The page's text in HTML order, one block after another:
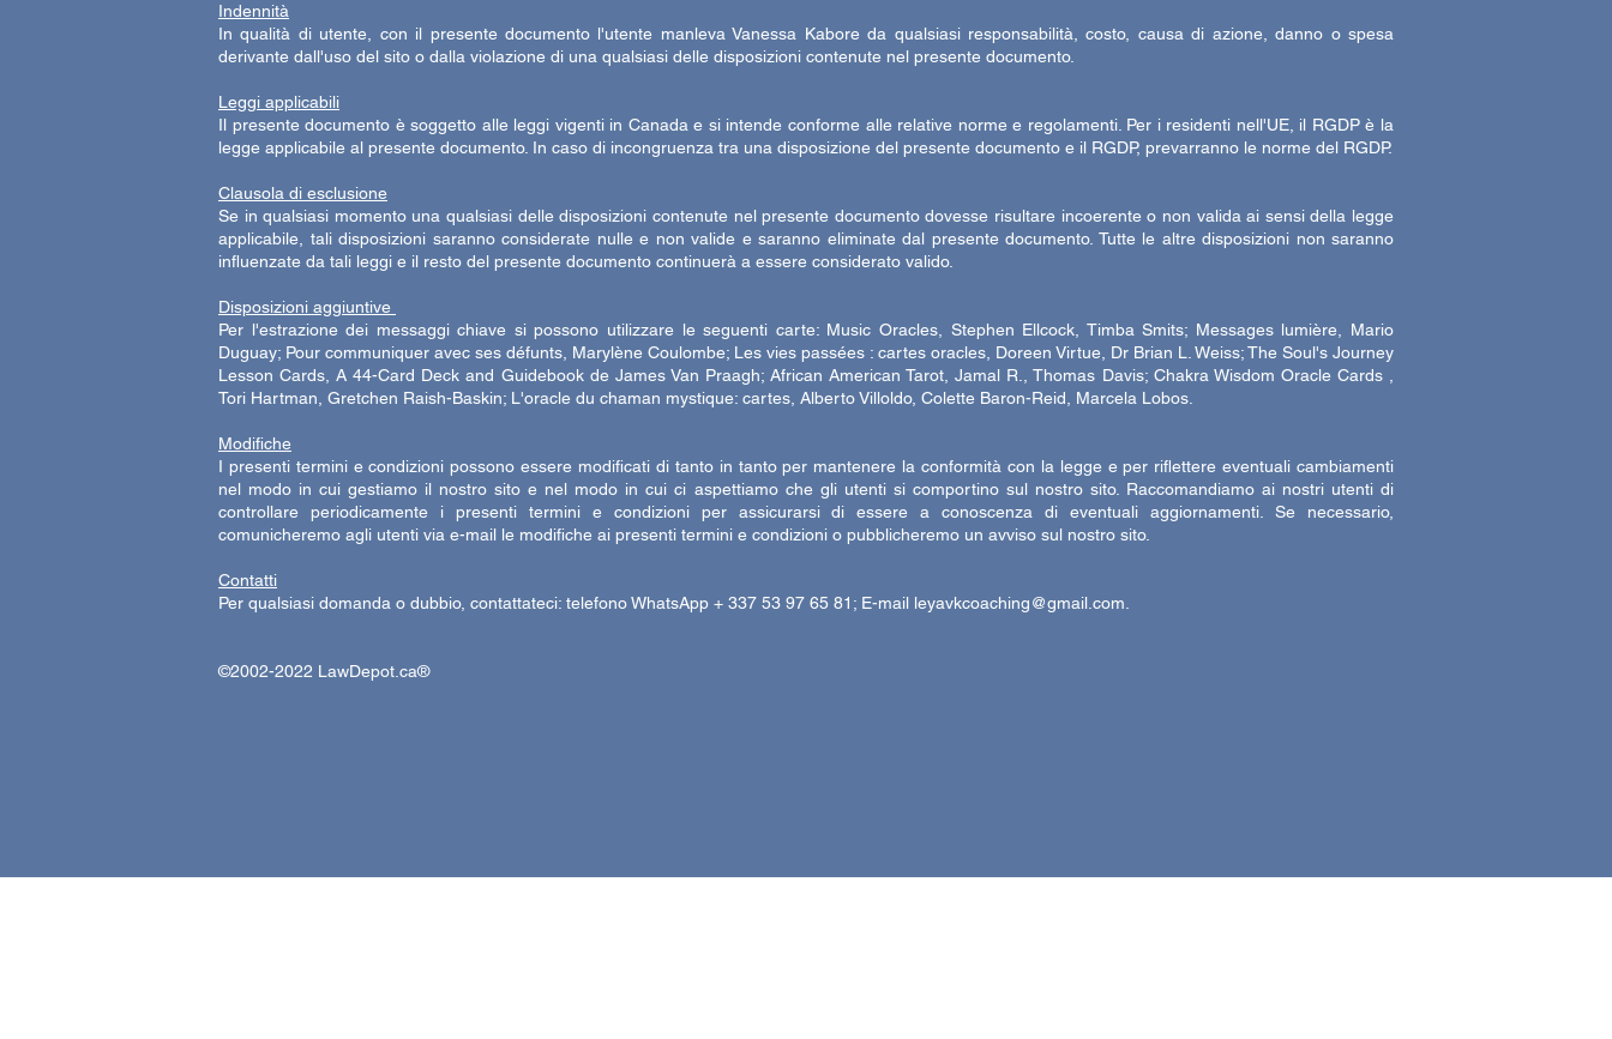
Indennità
In qualità di utente, con il presente documento l'utente manleva Vanessa Kabore da qualsiasi responsabilità, costo, causa di azione, danno o spesa
derivante dall'uso del sito o dalla violazione di una qualsiasi delle disposizioni contenute nel presente documento.
Leggi applicabili
Il presente documento è soggetto alle leggi vigenti in Canada e si intende conforme alle relative norme e regolamenti. Per i residenti nell'UE, il RGDP è la
legge applicabile al presente documento. In caso di incongruenza tra una disposizione del presente documento e il RGDP, prevarranno le norme del RGDP.
Clausola di esclusione
Se in qualsiasi momento una qualsiasi delle disposizioni contenute nel presente documento dovesse risultare incoerente o non valida ai sensi della legge
applicabile, tali disposizioni saranno considerate nulle e non valide e saranno eliminate dal presente documento. Tutte le altre disposizioni non saranno
influenzate da tali leggi e il resto del presente documento continuerà a essere considerato valido.
Disposizioni aggiuntive
Per l'estrazione dei messaggi chiave si possono utilizzare le seguenti carte: Music Oracles, Stephen Ellcock, Timba Smits; Messages lumière, Mario
Duguay; Pour communiquer avec ses défunts, Marylène Coulombe; Les vies passées : cartes oracles, Doreen Virtue, Dr Brian L. Weiss; The Soul's Journey
Lesson Cards, A 44-Card Deck and Guidebook de James Van Praagh; African American Tarot, Jamal R., Thomas Davis; Chakra Wisdom Oracle Cards ,
Tori Hartman, Gretchen Raish-Baskin; L'oracle du chaman mystique: cartes, Alberto Villoldo, Colette Baron-Reid, Marcela Lobos.
Modifiche
I presenti termini e condizioni possono essere modificati di tanto in tanto per mantenere la conformità con la legge e per riflettere eventuali cambiamenti
nel modo in cui gestiamo il nostro sito e nel modo in cui ci aspettiamo che gli utenti si comportino sul nostro sito. Raccomandiamo ai nostri utenti di
controllare periodicamente i presenti termini e condizioni per assicurarsi di essere a conoscenza di eventuali aggiornamenti. Se necessario,
comunicheremo agli utenti via e-mail le modifiche ai presenti termini e condizioni o pubblicheremo un avviso sul nostro sito.
Contatti
Per qualsiasi domanda o dubbio, contattateci: telefono WhatsApp + 337 53 97 65 81; E-mail leyavkcoaching@gmail.com
©2002-2022 LawDepot.ca®